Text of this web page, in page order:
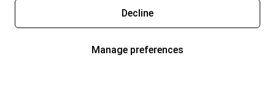
Decline
Manage preferences